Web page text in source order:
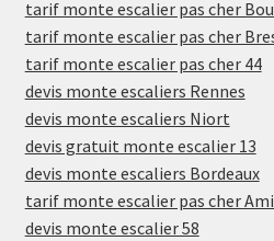
tarif monte escalier pas cher
tarif monte escalier pas cher
tarif monte escalier pas cher 44
devis monte escaliers Rennes
devis monte escaliers Niort
devis gratuit monte escalier 13
devis monte escaliers Bordeaux
tarif monte escalier pas cher
devis monte escalier 58